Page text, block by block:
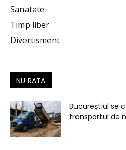
Sanatate
Timp liber
Divertisment
NU RATA
Bucureștiul se
transportul de